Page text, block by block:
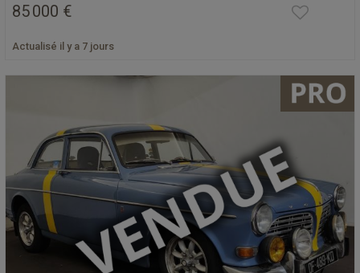
85 000 €
Actualisé il y a 7 jours